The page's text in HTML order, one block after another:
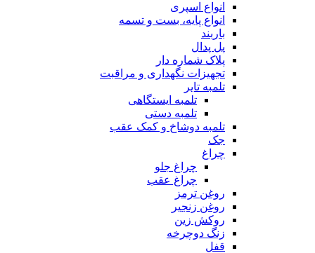
انواع اسپری
انواع پایه، بست و تسمه
باربند
پل پدال
پلاک شماره دار
تجهیزات نگهداری و مراقبت
تلمبه تایر
تلمبه ایستگاهی
تلمبه دستی
تلمبه دوشاخ و کمک عقب
جک
چراغ
چراغ جلو
چراغ عقب
روغن ترمز
روغن زنجیر
روکش زین
زنگ دوچرخه
قفل